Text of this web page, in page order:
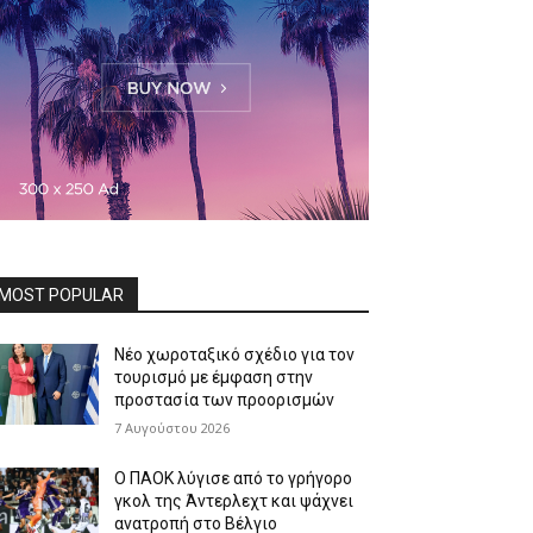
POPULAR
Νέο χωροταξικό σχέδιο για τον
τουρισμό με έμφαση στην
προστασία των προορισμών
7 Αυγούστου 2026
Ο ΠΑΟΚ λύγισε από το γρήγορο
γκολ της Άντερλεχτ και ψάχνει
ανατροπή στο Βέλγιο